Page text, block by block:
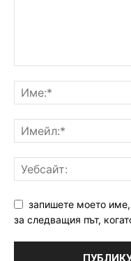
запишете моето
за следващия път,